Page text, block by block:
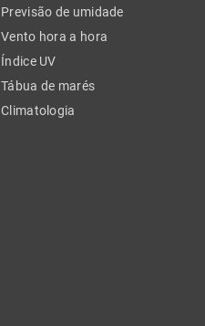
Previsão de umidade
Vento hora a hora
Índice UV
Tábua de marés
Climatologia